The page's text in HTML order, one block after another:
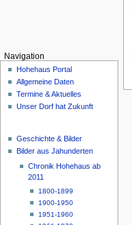
Navigation
Hohehaus Portal
Allgemeine Daten
Termine & Aktuelles
Unser Dorf hat Zukunft
Geschichte & Bilder
Bilder aus Jahunderten
Chronik Hohehaus ab
2011
1800-1899
1900-1950
1951-1960